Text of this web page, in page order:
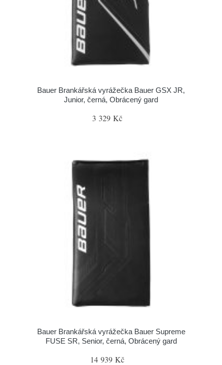
Bauer Brankářská vyrážečka Bauer GSX JR,
Junior, černá, Obrácený gard
3 329 Kč
Bauer Brankářská vyrážečka Bauer Supreme
FUSE SR, Senior, černá, Obrácený gard
14 939 Kč